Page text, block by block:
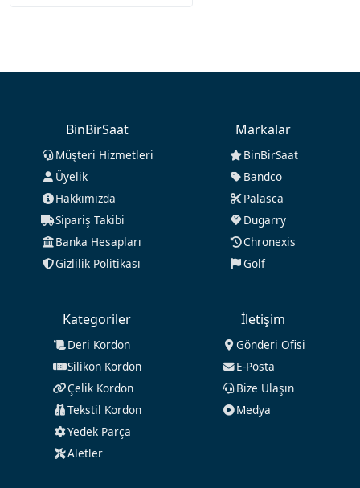
BinBirSaat
Müşteri Hizmetleri
Üyelik
Hakkımızda
Sipariş Takibi
Banka Hesapları
Gizlilik Politikası
Markalar
BinBirSaat
Bandco
Palasca
Dugarry
Chronexis
Golf
Kategoriler
Deri Kordon
Silikon Kordon
Çelik Kordon
Tekstil Kordon
Yedek Parça
Aletler
İletişim
Gönderi Ofisi
E-Posta
Bize Ulaşın
Medya